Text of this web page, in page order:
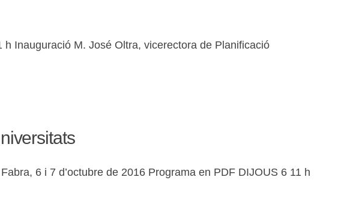
Inauguració M. José Oltra, vicerectora de Planificació
6 i 7 d’octubre de 2016 Programa en PDF DIJOUS 6 11 h